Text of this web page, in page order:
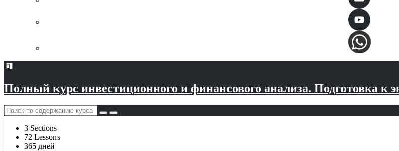
Полный курс инвестиционного и финансового анализа. Подготовка к
3 Sections
72 Lessons
365 дней